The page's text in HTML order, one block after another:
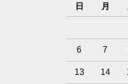
日
月
6 7
13 14